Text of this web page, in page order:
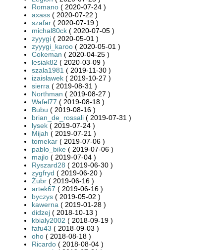
Romano ( 2020-07-24 )
axass ( 2020-07-22 )
szafar ( 2020-07-19 )
michal80ck ( 2020-07-05 )
zyyygi ( 2020-05-01 )
zyyygi_karoo ( 2020-05-01 )
Cokeman ( 2020-04-25 )
lesiak82 ( 2020-03-09 )
szala1981 ( 2019-11-30 )
izaisławek ( 2019-10-27 )
sierra ( 2019-08-31 )
Northman ( 2019-08-27 )
Wafel77 ( 2019-08-18 )
Bubu ( 2019-08-16 )
brian_de_rossali ( 2019-07-31 )
lysek ( 2019-07-24 )
Mijah ( 2019-07-21 )
tomekar ( 2019-07-06 )
pablo_bike ( 2019-07-06 )
majlo ( 2019-07-04 )
Ryszard28 ( 2019-06-30 )
zygfryd ( 2019-06-20 )
Żubr ( 2019-06-16 )
artek67 ( 2019-06-16 )
byczys ( 2019-05-02 )
kawerna ( 2019-01-28 )
didzej ( 2018-10-13 )
kbialy2002 ( 2018-09-19 )
fafu43 ( 2018-09-03 )
oho ( 2018-08-18 )
Ricardo ( 2018-08-04 )